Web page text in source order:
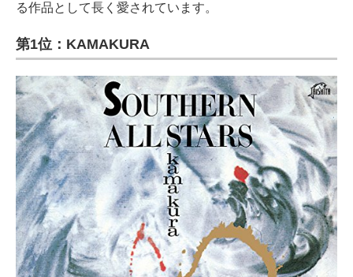
る作品として長く愛されています。
第1位：KAMAKURA